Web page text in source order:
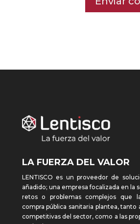
LA FUERZA DEL VALOR
LENTISCO es un proveedor de
añadido; una empresa focalizada en la
retos o problemas complejos que
compra pública sanitaria plantea, tanto
competitivas del sector, como a las